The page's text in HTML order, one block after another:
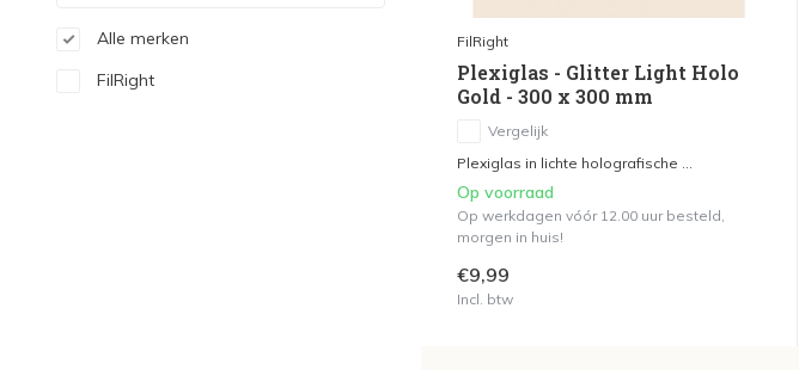
Alle merken
FilRight
FilRight
Plexiglas - Glitter Light Holo
Gold - 300 x 300 mm
Vergelijk
Plexiglas in lichte holografische ...
Op voorraad
Op werkdagen vóór 12.00 uur besteld,
morgen in huis!
€9,99
Incl. btw